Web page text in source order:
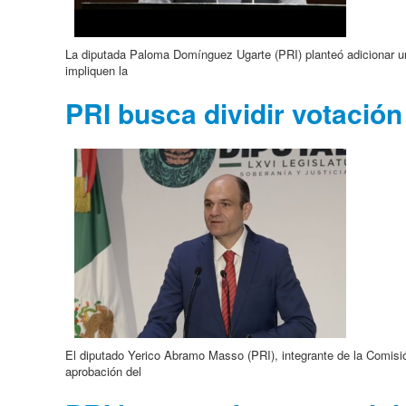
La diputada Paloma Domínguez Ugarte (PRI) planteó
impliquen la
PRI busca dividir
El diputado Yerico Abramo Masso (PRI), integrante de la
aprobación del